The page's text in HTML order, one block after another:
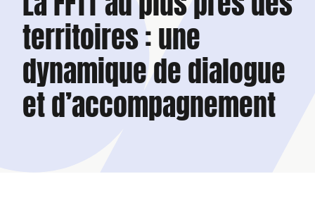
territoires : une
dynamique de dialogue
et d’accompagnement